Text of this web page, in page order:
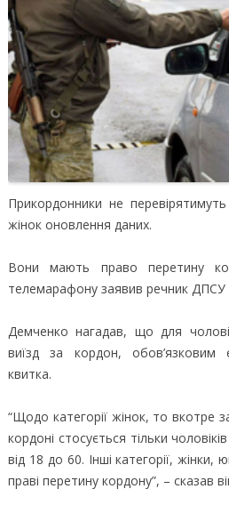
Прикордонники не перевірятимуть
жінок оновлення даних.
Вони мають право перетину
телемарафону заявив речник ДПСУ
Демченко нагадав, що для
виїзд за кордон, обов’язковим
квитка.
“Щодо категорії жінок, то вкотре
кордоні стосується тільки
від 18 до 60. Інші категорії,
праві перетину кордону”, – сказав